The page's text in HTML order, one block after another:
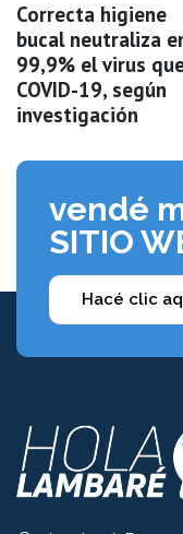
Correcta higiene
bucal neutraliza
99,9% el virus
COVID-19, según
investigación
vendé
SITIO
Hacé clic